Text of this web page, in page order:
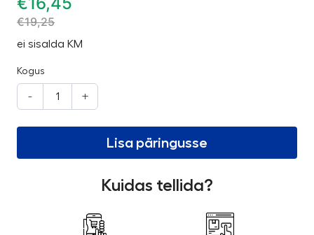
€19,25
ei sisalda KM
Kogus
- +
Lisa päringusse
Kuidas tellida?